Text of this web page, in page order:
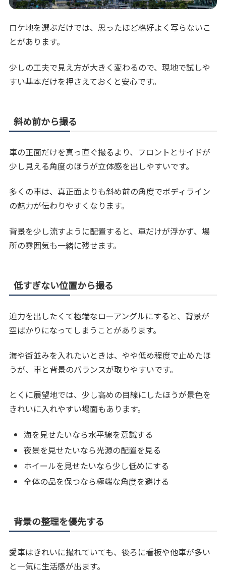
ロケ地を選ぶだけでは、思ったほど格好よく写らないこ
とがあります。
少しの工夫で見え方が大きく変わるので、現地で試しや
すい基本だけを押さえておくと安心です。
斜め前から撮る
車の正面だけを真っ直ぐ撮るより、フロントとサイドが
少し見える角度のほうが立体感を出しやすいです。
多くの車は、真正面よりも斜め前の角度でボディライン
の魅力が伝わりやすくなります。
背景を少し流すように配置すると、車だけが浮かず、場
所の雰囲気も一緒に残せます。
低すぎない位置から撮る
迫力を出したくて極端なローアングルにすると、背景が
空ばかりになってしまうことがあります。
海や街並みを入れたいときは、やや低め程度で止めたほ
うが、車と背景のバランスが取りやすいです。
とくに展望地では、少し高めの目線にしたほうが景色を
きれいに入れやすい場面もあります。
海を見せたいなら水平線を意識する
夜景を見せたいなら光源の配置を見る
ホイールを見せたいなら少し低めにする
全体の品を保つなら極端な角度を避ける
背景の整理を優先する
愛車はきれいに撮れていても、後ろに看板や他車が多い
と一気に生活感が出ます。